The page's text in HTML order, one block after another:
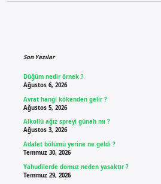
Son Yazılar
Düğüm nedir örnek ?
Ağustos 6, 2026
Avrat hangi kökenden gelir ?
Ağustos 5, 2026
Alkollü ağız spreyi günah mı ?
Ağustos 3, 2026
Adalet bölümü yerine ne geldi ?
Temmuz 30, 2026
Yahudilerde domuz neden yasaktır ?
Temmuz 29, 2026